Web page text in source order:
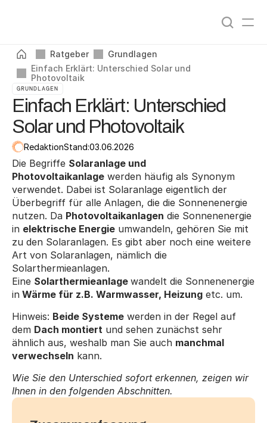
Ratgeber
Grundlagen
Einfach Erklärt: Unterschied Solar und
Photovoltaik
GRUNDLAGEN
Einfach Erklärt: Unterschied
Solar und Photovoltaik
RedaktionStand:03.06.2026
Die Begriffe Solaranlage und
Photovoltaikanlage werden häufig als Synonym
verwendet. Dabei ist Solaranlage eigentlich der
Überbegriff für alle Anlagen, die die Sonnenenergie
nutzen. Da Photovoltaikanlagen die Sonnenenergie
in elektrische Energie umwandeln, gehören Sie mit
zu den Solaranlagen. Es gibt aber noch eine weitere
Art von Solaranlagen, nämlich die
Solarthermieanlagen.
Eine Solarthermieanlage wandelt die Sonnenenergie
in Wärme für z.B. Warmwasser, Heizung etc. um.
Hinweis: Beide Systeme werden in der Regel auf
dem Dach montiert und sehen zunächst sehr
ähnlich aus, weshalb man Sie auch manchmal
verwechseln kann.
Wie Sie den Unterschied sofort erkennen, zeigen wir
Ihnen in den folgenden Abschnitten.